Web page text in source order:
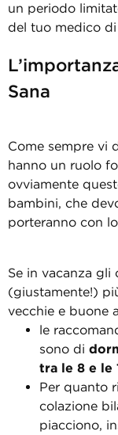
un periodo
del tuo medico
Sana
Come sempre vi
hanno un ruolo
ovviamente
bambini, che
porteranno con
Se in vacanza gli
(giustamente!)
vecchie e buone
le
sono di
tra le 8 e le
Per quanto
colazione
piacciono,